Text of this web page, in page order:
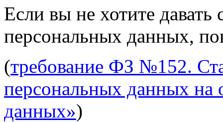
Если вы не хотите давать
персональных данных,
(требование ФЗ №152.
персональных данных на
данных»)